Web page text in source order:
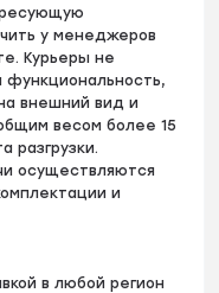
у менеджеров
Курьеры не
функциональность,
внешний вид и
весом более 15
разгрузки.
осуществляются
и
в любой регион